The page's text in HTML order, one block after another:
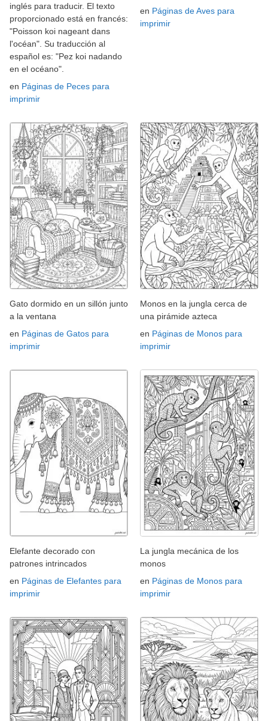
inglés para traducir. El texto
proporcionado está en francés:
"Poisson koi nageant dans
l'océan". Su traducción al
español es: "Pez koi nadando
en el océano".
en Páginas de Peces para
imprimir
en Páginas de Aves para
imprimir
Gato dormido en un sillón junto
a la ventana
en Páginas de Gatos para
imprimir
Monos en la jungla cerca de
una pirámide azteca
en Páginas de Monos para
imprimir
Elefante decorado con
patrones intrincados
en Páginas de Elefantes para
imprimir
La jungla mecánica de los
monos
en Páginas de Monos para
imprimir